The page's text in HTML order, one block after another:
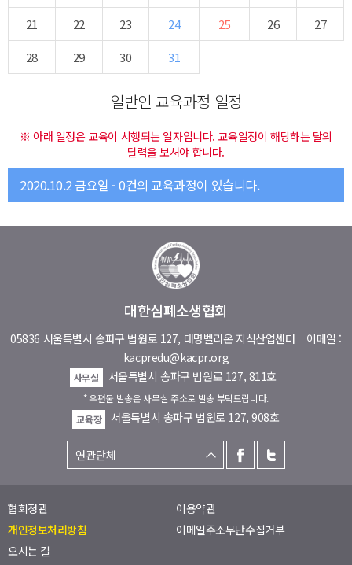
21
22 23 24 25 26
27
28
29 30 31
일반인 교육과정 일정
※ 아래 일정은 교육이 시행되는 일자입니다. 교육일정이 해당하는 달의
달력을 보셔야 합니다.
2020.10.2 금요일 - 0건의 교육과정이 있습니다.
대한심폐소생협회
05836 서울특별시 송파구 법원로 127, 대명벨리온 지식산업센터 이메일 :
kacpredu@kacpr.org
사무실 서울특별시 송파구 법원로 127, 811호
* 우편물 발송은 사무실 주소로 발송 부탁드립니다.
교육장
서울특별시 송파구 법원로 127, 908호
협회정관
이용약관
개인정보처리방침
이메일주소무단수집거부
오시는 길